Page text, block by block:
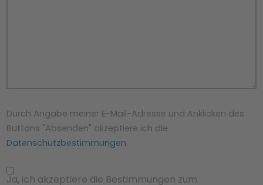
Durch Angabe meiner E-Mail-Adresse und Anklicken des
Buttons "Absenden" akzeptiere ich die
Datenschutzbestimmungen.
Ja, ich akzeptiere die Bestimmungen zum